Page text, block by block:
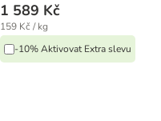
1 589 Kč
159 Kč / kg
-10% Aktivovat Extra slevu